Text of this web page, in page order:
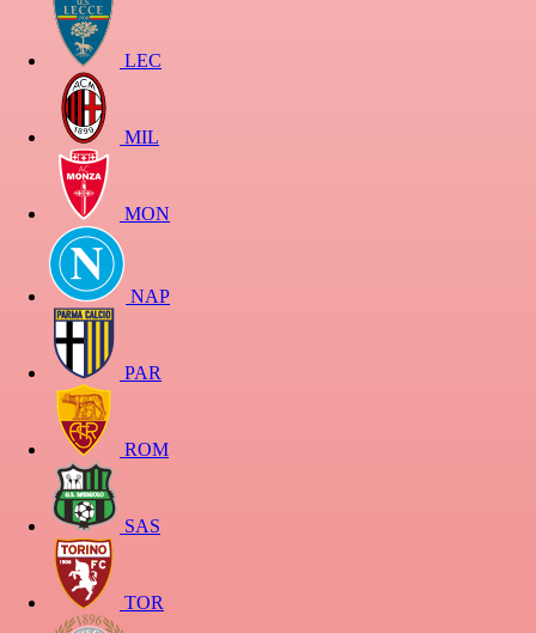
LEC
MIL
MON
NAP
PAR
ROM
SAS
TOR